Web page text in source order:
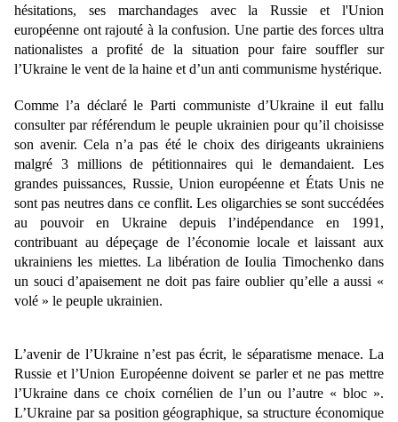
hésitations, ses marchandages avec la Russie et l'Union
européenne ont rajouté à la confusion. Une partie des forces ultra
nationalistes a profité de la situation pour faire souffler sur
l’Ukraine le vent de la haine et d’un anti communisme hystérique.
Comme l’a déclaré le Parti communiste d’Ukraine il eut fallu
consulter par référendum le peuple ukrainien pour qu’il choisisse
son avenir. Cela n’a pas été le choix des dirigeants ukrainiens
malgré 3 millions de pétitionnaires qui le demandaient. Les
grandes puissances, Russie, Union européenne et États Unis ne
sont pas neutres dans ce conflit. Les oligarchies se sont succédées
au pouvoir en Ukraine depuis l’indépendance en 1991,
contribuant au dépeçage de l’économie locale et laissant aux
ukrainiens les miettes. La libération de Ioulia Timochenko dans
un souci d’apaisement ne doit pas faire oublier qu’elle a aussi «
volé » le peuple ukrainien.
L’avenir de l’Ukraine n’est pas écrit, le séparatisme menace. La
Russie et l’Union Européenne doivent se parler et ne pas mettre
l’Ukraine dans ce choix cornélien de l’un ou l’autre « bloc ».
L’Ukraine par sa position géographique, sa structure économique